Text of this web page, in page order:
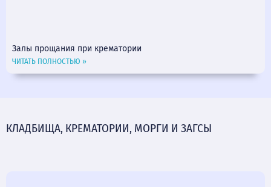
Залы прощания при крематории
ЧИТАТЬ ПОЛНОСТЬЮ »
КЛАДБИЩА, КРЕМАТОРИИ, МОРГИ И ЗАГСЫ